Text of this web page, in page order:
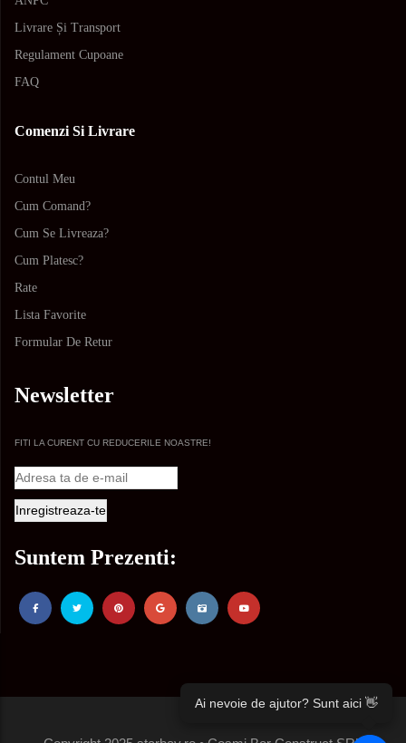
Livrare Și Transport
Regulament Cupoane
FAQ
Comenzi Si Livrare
Contul Meu
Cum Comand?
Cum Se Livreaza?
Cum Platesc?
Rate
Lista Favorite
Formular De Retur
Newsletter
FITI LA CURENT CU REDUCERILE NOASTRE!
Suntem Prezenti:
Ai nevoie de ajutor? Sunt aici 👋